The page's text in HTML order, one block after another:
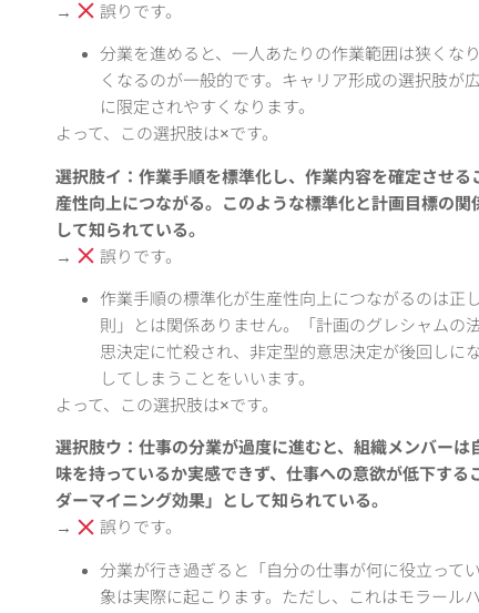
→
誤りです。
分業を進めると、一人あたりの作業範囲は狭くな
くなるのが一般的です。キャリア形成の選択肢が
に限定されやすくなります。
よって、この選択肢は×です。
選択肢イ：作業手順を標準化し、作業内容を確定させ
産性向上につながる。このような標準化と計画目標の
して知られている。
→
誤りです。
作業手順の標準化が生産性向上につながるのは正
則」とは関係ありません。「計画のグレシャムの
思決定に忙殺され、非定型的意思決定が後回しに
してしまうことをいいます。
よって、この選択肢は×です。
選択肢ウ：仕事の分業が過度に進むと、組織メンバー
味を持っているか実感できず、仕事への意欲が低下する
ダーマイニング効果」として知られている。
→
誤りです。
分業が行き過ぎると「自分の仕事が何に役立って
象は実際に起こります。ただし、これはモラール